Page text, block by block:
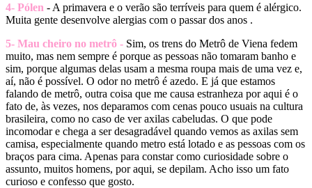
4- Pólen - A primavera e o verão são terríveis para quem é alérgico.
Muita gente desenvolve alergias com o passar dos anos .
5- Mau cheiro no metrô - Sim, os trens do Metrô de Viena fedem
muito, mas nem sempre é porque as pessoas não tomaram banho e
sim, porque algumas delas usam a mesma roupa mais de uma vez e,
aí, não é possível. O odor no metrô é azedo. E já que estamos
falando de metrô, outra coisa que me causa estranheza por aqui é o
fato de, às vezes, nos deparamos com cenas pouco usuais na cultura
brasileira, como no caso de ver axilas cabeludas. O que pode
incomodar e chega a ser desagradável quando vemos as axilas sem
camisa, especialmente quando metro está lotado e as pessoas com os
braços para cima. Apenas para constar como curiosidade sobre o
assunto, muitos homens, por aqui, se depilam. Acho isso um fato
curioso e confesso que gosto.